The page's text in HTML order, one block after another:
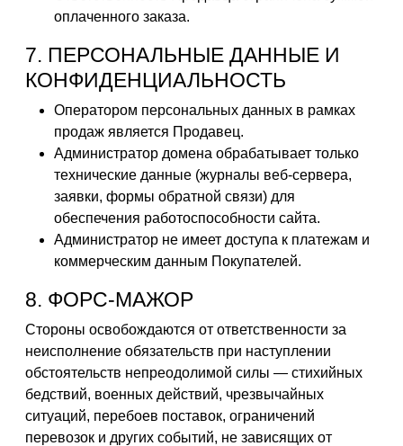
оплаченного заказа.
7. ПЕРСОНАЛЬНЫЕ ДАННЫЕ И
КОНФИДЕНЦИАЛЬНОСТЬ
Оператором персональных данных в рамках
продаж является Продавец.
Администратор домена обрабатывает только
технические данные (журналы веб-сервера,
заявки, формы обратной связи) для
обеспечения работоспособности сайта.
Администратор не имеет доступа к платежам и
коммерческим данным Покупателей.
8. ФОРС-МАЖОР
Стороны освобождаются от ответственности за
неисполнение обязательств при наступлении
обстоятельств непреодолимой силы — стихийных
бедствий, военных действий, чрезвычайных
ситуаций, перебоев поставок, ограничений
перевозок и других событий, не зависящих от